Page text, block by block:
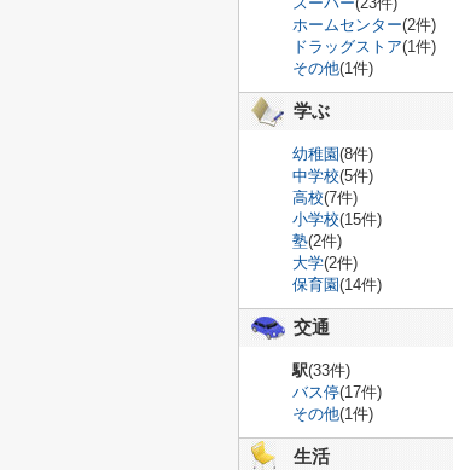
ホームセンター(2件)
ドラッグストア(1件)
その他(1件)
学ぶ
幼稚園(8件)
中学校(5件)
高校(7件)
小学校(15件)
塾(2件)
大学(2件)
保育園(14件)
交通
駅(33件)
バス停(17件)
その他(1件)
生活